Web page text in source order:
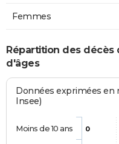
Femmes
Répartition des décès
d'âges
Données exprimées en
Insee)
0
Moins de 10 ans